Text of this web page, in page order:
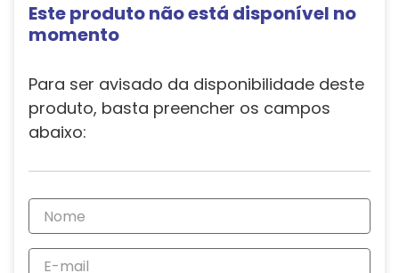
Este produto não está disponível no
momento
Para ser avisado da disponibilidade deste
produto, basta preencher os campos
abaixo: